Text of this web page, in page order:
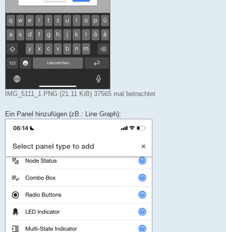
IMG_5111_1.PNG (21.11 KiB) 37565 mal betrachtet
Ein Panel hinzufügen (zB.: Line Graph):